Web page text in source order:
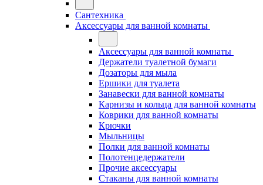
Сантехника
Аксессуары для ванной комнаты
Аксессуары для ванной комнаты
Держатели туалетной бумаги
Дозаторы для мыла
Ершики для туалета
Занавески для ванной комнаты
Карнизы и кольца для ванной комнаты
Коврики для ванной комнаты
Крючки
Мыльницы
Полки для ванной комнаты
Полотенцедержатели
Прочие аксессуары
Стаканы для ванной комнаты